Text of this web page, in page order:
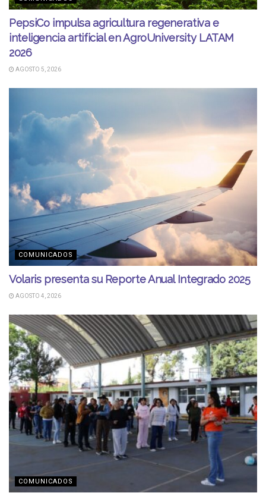
PepsiCo impulsa agricultura regenerativa e
inteligencia artificial en AgroUniversity LATAM
2026
AGOSTO 5, 2026
COMUNICADOS
Volaris presenta su Reporte Anual Integrado 2025
AGOSTO 4, 2026
COMUNICADOS